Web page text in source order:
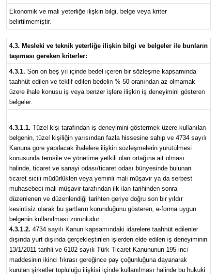
Ekonomik ve mali yeterliğe ilişkin bilgi, belge veya kriter
belirtilmemiştir.
4.3. Mesleki ve teknik yeterliğe ilişkin bilgi ve belgeler ile bunların
taşıması gereken kriterler:
4.3.1. Son on beş yıl içinde bedel içeren bir sözleşme kapsamında
taahhüt edilen ve teklif edilen bedelin % 50 oranından az olmamak
üzere ihale konusu iş veya benzer işlere ilişkin iş deneyimini gösteren
belgeler.
4.3.1.1. Tüzel kişi tarafından iş deneyimini göstermek üzere kullanılan
belgenin, tüzel kişiliğin yarısından fazla hissesine sahip ve 4734 sayılı
Kanuna göre yapılacak ihalelere ilişkin sözleşmelerin yürütülmesi
konusunda temsile ve yönetime yetkili olan ortağına ait olması
halinde, ticaret ve sanayi odası/ticaret odası bünyesinde bulunan
ticaret sicili müdürlükleri veya yeminli mali müşavir ya da serbest
muhasebeci mali müşavir tarafından ilk ilan tarihinden sonra
düzenlenen ve düzenlendiği tarihten geriye doğru son bir yıldır
kesintisiz olarak bu şartların korunduğunu gösteren, e-forma uygun
belgenin kullanılması zorunludur.
4.3.1.2. 4734 sayılı Kanun kapsamındaki idarelere taahhüt edilenler
dışında yurt dışında gerçekleştirilen işlerden elde edilen iş deneyiminin
13/1/2011 tarihli ve 6102 sayılı Türk Ticaret Kanununun 195 inci
maddesinin ikinci fıkrası gereğince pay çoğunluğuna dayanarak
kurulan şirketler topluluğu ilişkisi içinde kullanılması halinde bu hukuki